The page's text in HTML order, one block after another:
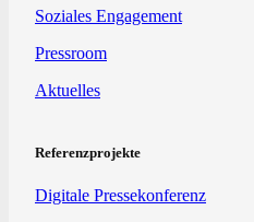
Soziales Engagement
Pressroom
Aktuelles
Referenzprojekte
Digitale Pressekonferenz